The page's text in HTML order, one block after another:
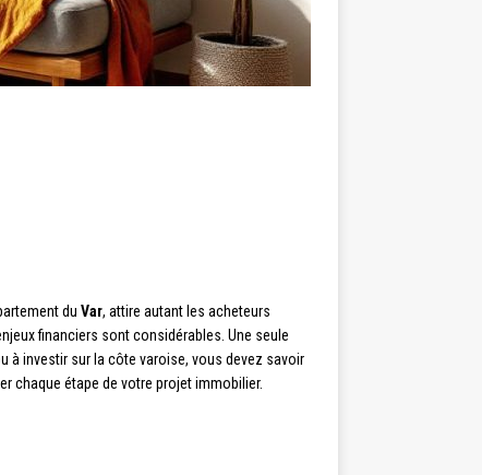
du Var, attire autant les acheteurs
financiers sont considérables. Une seule
à investir sur la côte varoise, vous devez savoir
chaque étape de votre projet immobilier.